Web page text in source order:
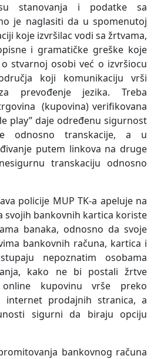
stanovanja i podatke sa
je naglasiti da u spomenutoj
koje izvršilac vodi sa žrtvama,
i gramatičke greške koje
stvarnoj osobi već o izvršiocu
koji komunikaciju vrši
prevođenje jezika. Treba
(kupovina) verifikovana
play” daje određenu sigurnost
odnosno transkacije, a u
putem linkova na druge
transkaciju odnosno
policije MUP TK-a apeluje na
svojih bankovnih kartica koriste
banaka, odnosno da svoje
bankovnih računa, kartica i
nepoznatim osobama
kako ne bi postali žrtve
kupovinu vrše preko
internet prodajnih stranica, a
sigurni da biraju opciju
bankovnog računa